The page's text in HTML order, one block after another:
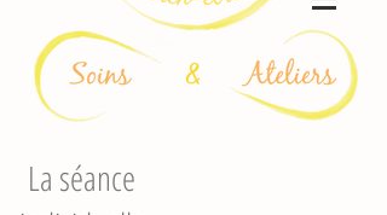
La séance